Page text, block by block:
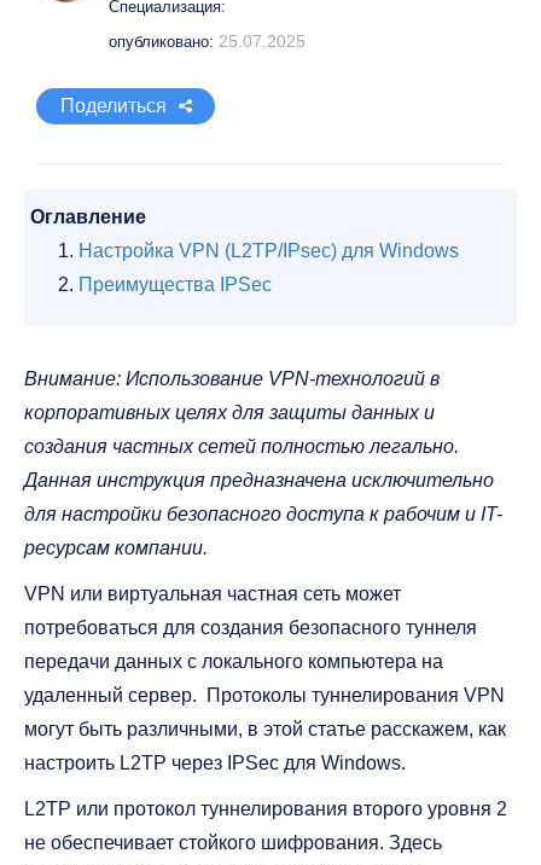
Специализация:
опубликовано: 25.07.2025
Поделиться
Оглавление
Настройка VPN (L2TP/IPsec) для Windows
Преимущества IPSec
Внимание: Использование VPN-технологий в
корпоративных целях для защиты данных и
создания частных сетей полностью легально.
Данная инструкция предназначена исключительно
для настройки безопасного доступа к рабочим и IT-
ресурсам компании.
VPN или виртуальная частная сеть может
потребоваться для создания безопасного туннеля
передачи данных с локального компьютера на
удаленный сервер. Протоколы туннелирования VPN
могут быть различными, в этой статье расскажем, как
настроить L2TP через IPSec для Windows.
L2TP или протокол туннелирования второго уровня 2
не обеспечивает стойкого шифрования. Здесь